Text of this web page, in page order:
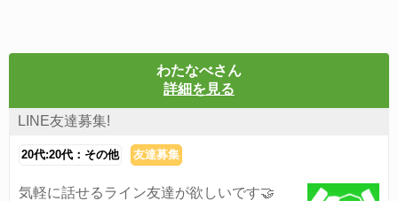
わたなべさん
詳細を見る
LINE友達募集!
20代:20代：その他 友達募集
気軽に話せるライン友達が欲しいです🤝